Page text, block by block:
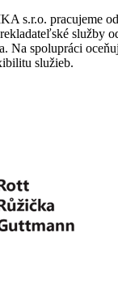
s.r.o. pracujeme
služby
Na spolupráci
služieb.